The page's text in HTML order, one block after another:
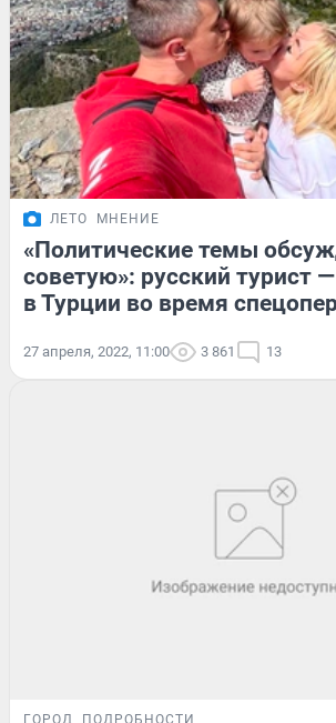
ЛЕТО МНЕНИЕ
«Политические темы
советую»: русский турист
в Турции во время
27 апреля, 2022, 11:00 3 861 13
ГОРОД ПОДРОБНОСТИ